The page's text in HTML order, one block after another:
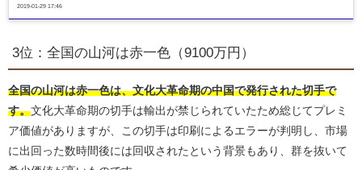
2019-01-29 17:46
3位：全国の山河は赤一色（9100万円）
全国の山河は赤一色は、文化大革命期の中国で発行された切手で
す。文化大革命期の切手は輸出が禁じられていたため総じてプレミ
ア価値がありますが、この切手は印刷によるエラーが判明し、市場
に出回った数時間後には回収されたという背景もあり、群を抜いて